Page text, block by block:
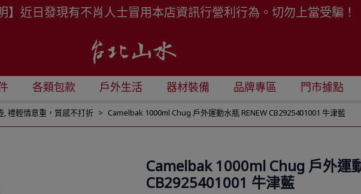
】近日發現有不肖人士冒用本店資訊行營利行為。切勿上當受騙！
各類包款 戶外生活 器材裝備 品牌專區 門市據點
,禮輕情意重，質感不打折 Camelbak 1000ml Chug 戶外運動水瓶 RENEW CB2925401001 牛津藍
Camelbak 1000ml Chug 戶外運
CB2925401001 牛津藍